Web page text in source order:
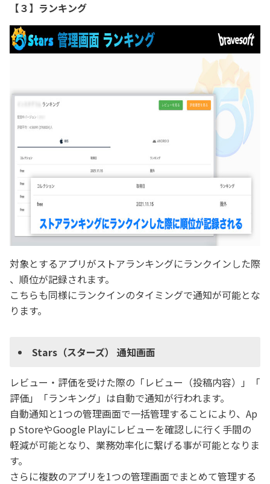
【３】​ランキング
対象とするアプリがストアランキングにランクインした際
、順位が記録されます。
こちらも同様にランクインのタイミングで通知が可能とな
ります。
Stars（スターズ） 通知画面​
レビュー・評価を受けた際の「レビュー（投稿内容）」「
評価」「ランキング」は自動で通知が行われます。
自動通知と1つの管理画面で一括管理することにより、Ap
p StoreやGoogle Playにレビューを確認しに行く手間の
軽減が可能となり、業務効率化に繋げる事が可能となりま
す。
さらに複数のアプリを1つの管理画面でまとめて管理する